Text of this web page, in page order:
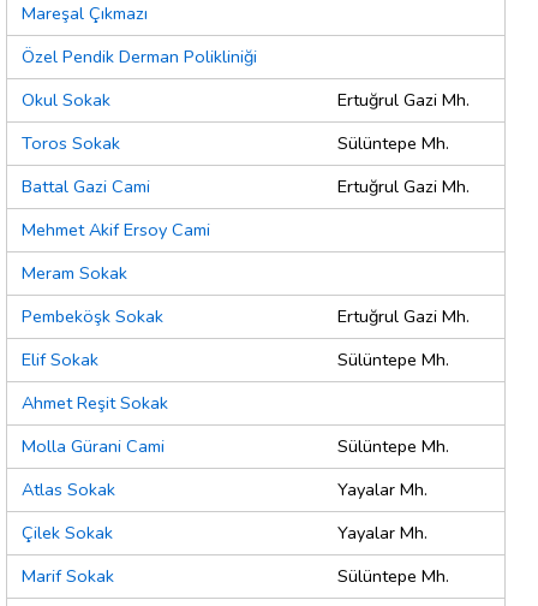
Mareşal Çıkmazı
Özel Pendik Derman Polikliniği
Okul Sokak
Ertuğrul Gazi Mh.
Toros Sokak
Sülüntepe Mh.
Battal Gazi Cami
Ertuğrul Gazi Mh.
Mehmet Akif Ersoy Cami
Meram Sokak
Pembeköşk Sokak
Ertuğrul Gazi Mh.
Elif Sokak
Sülüntepe Mh.
Ahmet Reşit Sokak
Molla Gürani Cami
Sülüntepe Mh.
Atlas Sokak
Yayalar Mh.
Çilek Sokak
Yayalar Mh.
Marif Sokak
Sülüntepe Mh.